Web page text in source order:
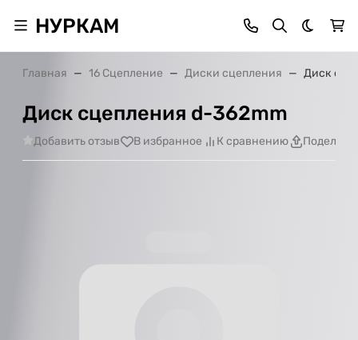
НУРКАМ Темная
Главная 16 Сцепление Диски сцепления Диск
Диск сцепления d-362mm
Добавить отзыв В избранное К сравнению